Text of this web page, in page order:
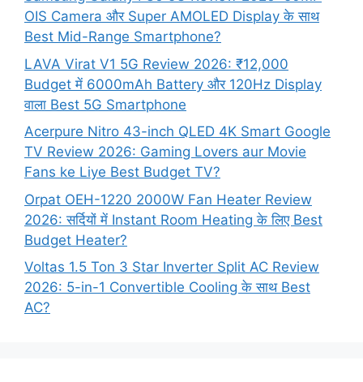
OIS Camera और Super AMOLED Display के साथ
Best Mid-Range Smartphone?
LAVA Virat V1 5G Review 2026: ₹12,000
Budget में 6000mAh Battery और 120Hz Display
वाला Best 5G Smartphone
Acerpure Nitro 43-inch QLED 4K Smart Google
TV Review 2026: Gaming Lovers aur Movie
Fans ke Liye Best Budget TV?
Orpat OEH-1220 2000W Fan Heater Review
2026: सर्दियों में Instant Room Heating के लिए Best
Budget Heater?
Voltas 1.5 Ton 3 Star Inverter Split AC Review
2026: 5-in-1 Convertible Cooling के साथ Best
AC?